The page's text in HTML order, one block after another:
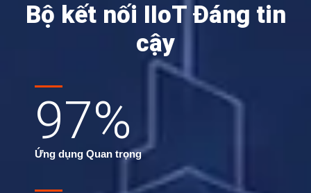
Bộ kết nối IIoT Đáng tin
cậy
97%
Ứng dụng Quan trọng